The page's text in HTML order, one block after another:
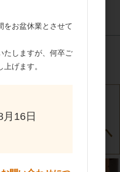
す
をお盆休業とさせて
たしますが、何卒ご
げます。
16日